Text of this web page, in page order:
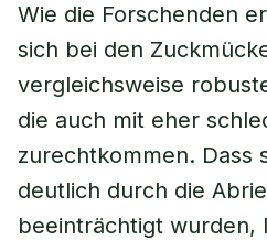
Wie die Forschenden
sich bei den
vergleichsweise
die auch mit eher
zurechtkommen. Dass
deutlich durch die
beeinträchtigt wurden,